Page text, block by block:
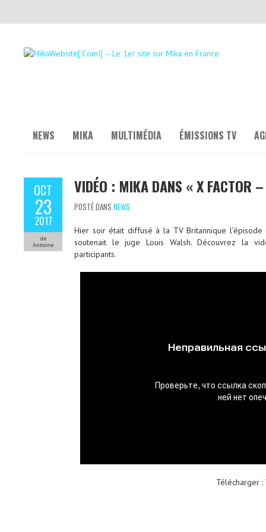
NEWS MIKA MULTIMÉDIA ÉMISSIONS TV
OCT
23
2017
de
Antoine
VIDÉO : MIKA DANS « X FACTOR –
POSTÉ DANS NEWS
Hier soir était diffusé à la TV Britannique
soutenait le juge Louis Walsh. Découvrez la
participants.
Télécharger :